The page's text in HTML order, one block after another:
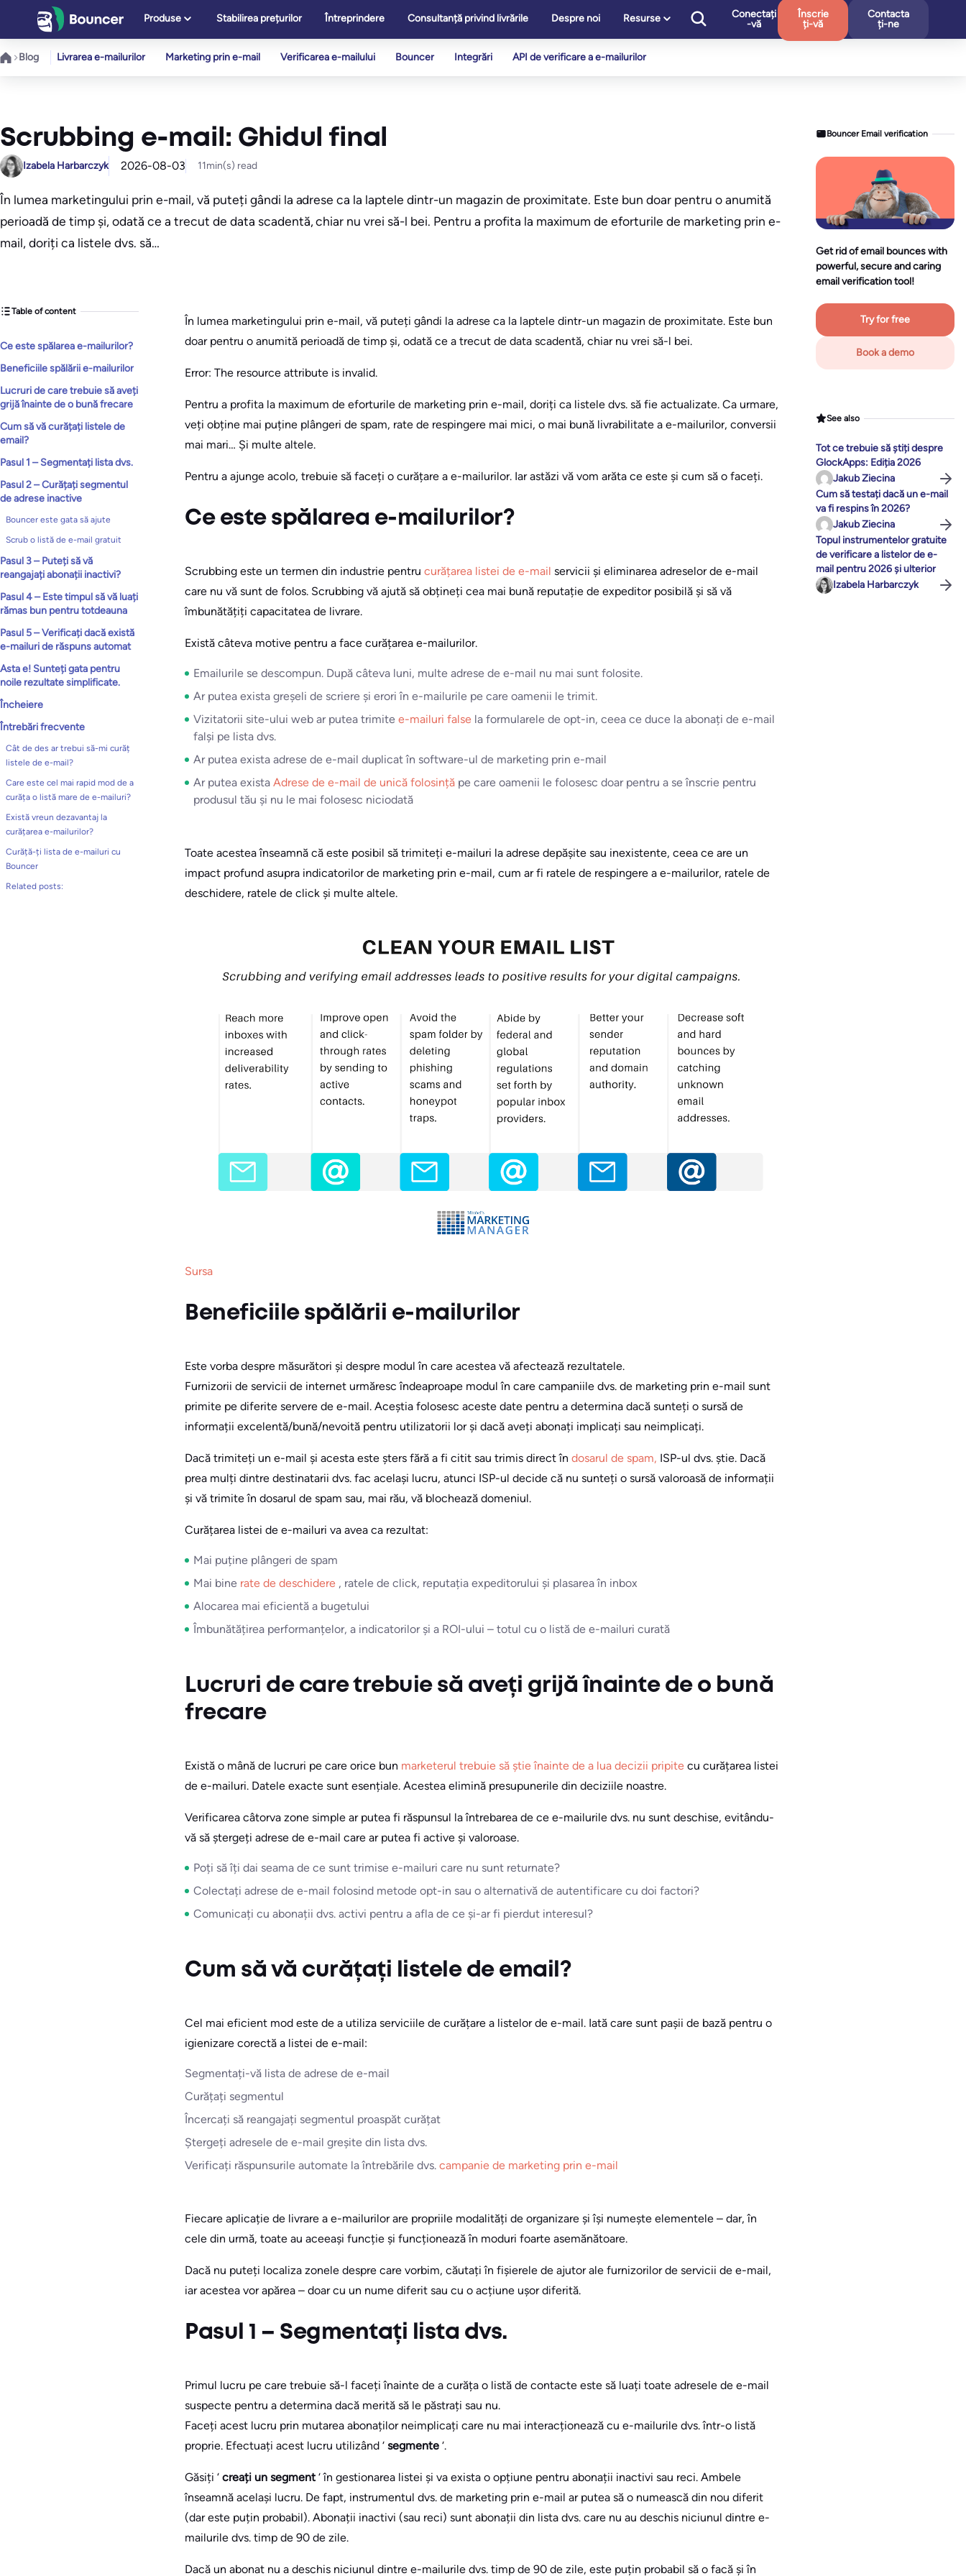
conținut
Produse Stabilirea prețurilor Întreprindere Consultanță privind livrările Despre noi Resurse
Conectați
-vă
Înscrie
ți-vă
Contacta
ți-ne
Blog Livrarea e-mailurilor Marketing prin e-mail Verificarea e-mailului Bouncer Integrări API de verificare a e-mailurilor
Scrubbing e-mail: Ghidul final
Izabela Harbarczyk 2026-08-03 11min(s) read
În lumea marketingului prin e-mail, vă puteți gândi la adrese ca la laptele dintr-un magazin de proximitate. Este bun doar pentru o anumită
perioadă de timp și, odată ce a trecut de data scadentă, chiar nu vrei să-l bei. Pentru a profita la maximum de eforturile de marketing prin e-
mail, doriți ca listele dvs. să…
Table of content
Ce este spălarea e-mailurilor?
Beneficiile spălării e-mailurilor
Lucruri de care trebuie să aveți
grijă înainte de o bună frecare
Cum să vă curățați listele de
email?
Pasul 1 – Segmentați lista dvs.
Pasul 2 – Curățați segmentul
de adrese inactive
Bouncer este gata să ajute
Scrub o listă de e-mail gratuit
Pasul 3 – Puteți să vă
reangajați abonații inactivi?
Pasul 4 – Este timpul să vă luați
rămas bun pentru totdeauna
Pasul 5 – Verificați dacă există
e-mailuri de răspuns automat
Asta e! Sunteți gata pentru
noile rezultate simplificate.
Încheiere
Întrebări frecvente
Cât de des ar trebui să-mi curăț
listele de e-mail?
Care este cel mai rapid mod de a
curăța o listă mare de e-mailuri?
Există vreun dezavantaj la
curățarea e-mailurilor?
Curăță-ți lista de e-mailuri cu
Bouncer
Related posts:
În lumea marketingului prin e-mail, vă puteți gândi la adrese ca la laptele dintr-un magazin de proximitate. Este bun
doar pentru o anumită perioadă de timp și, odată ce a trecut de data scadentă, chiar nu vrei să-l bei.
Error: The resource attribute is invalid.
Pentru a profita la maximum de eforturile de marketing prin e-mail, doriți ca listele dvs. să fie actualizate. Ca urmare,
veți obține mai puține plângeri de spam, rate de respingere mai mici, o mai bună livrabilitate a e-mailurilor, conversii
mai mari… Și multe altele.
Pentru a ajunge acolo, trebuie să faceți o curățare a e-mailurilor. Iar astăzi vă vom arăta ce este și cum să o faceți.
Ce este spălarea e-mailurilor?
Scrubbing este un termen din industrie pentru curățarea listei de e-mail servicii și eliminarea adreselor de e-mail
care nu vă sunt de folos. Scrubbing vă ajută să obțineți cea mai bună reputație de expeditor posibilă și să vă
îmbunătățiți capacitatea de livrare.
Există câteva motive pentru a face curățarea e-mailurilor.
Emailurile se descompun. După câteva luni, multe adrese de e-mail nu mai sunt folosite.
Ar putea exista greșeli de scriere și erori în e-mailurile pe care oamenii le trimit.
Vizitatorii site-ului web ar putea trimite e-mailuri false la formularele de opt-in, ceea ce duce la abonați de e-mail
falși pe lista dvs.
Ar putea exista adrese de e-mail duplicat în software-ul de marketing prin e-mail
Ar putea exista Adrese de e-mail de unică folosință pe care oamenii le folosesc doar pentru a se înscrie pentru
produsul tău și nu le mai folosesc niciodată
Toate acestea înseamnă că este posibil să trimiteți e-mailuri la adrese depășite sau inexistente, ceea ce are un
impact profund asupra indicatorilor de marketing prin e-mail, cum ar fi ratele de respingere a e-mailurilor, ratele de
deschidere, ratele de click și multe altele.
Sursa
Beneficiile spălării e-mailurilor
Este vorba despre măsurători și despre modul în care acestea vă afectează rezultatele.
Furnizorii de servicii de internet urmăresc îndeaproape modul în care campaniile dvs. de marketing prin e-mail sunt
primite pe diferite servere de e-mail. Aceștia folosesc aceste date pentru a determina dacă sunteți o sursă de
informații excelentă/bună/nevoită pentru utilizatorii lor și dacă aveți abonați implicați sau neimplicați.
Dacă trimiteți un e-mail și acesta este șters fără a fi citit sau trimis direct în dosarul de spam, ISP-ul dvs. știe. Dacă
prea mulți dintre destinatarii dvs. fac același lucru, atunci ISP-ul decide că nu sunteți o sursă valoroasă de informații
și vă trimite în dosarul de spam sau, mai rău, vă blochează domeniul.
Curățarea listei de e-mailuri va avea ca rezultat:
Mai puține plângeri de spam
Mai bine rate de deschidere , ratele de click, reputația expeditorului și plasarea în inbox
Alocarea mai eficientă a bugetului
Îmbunătățirea performanțelor, a indicatorilor și a ROI-ului – totul cu o listă de e-mailuri curată
Lucruri de care trebuie să aveți grijă înainte de o bună
frecare
Există o mână de lucruri pe care orice bun marketerul trebuie să știe înainte de a lua decizii pripite cu curățarea listei
de e-mailuri. Datele exacte sunt esențiale. Acestea elimină presupunerile din deciziile noastre.
Verificarea câtorva zone simple ar putea fi răspunsul la întrebarea de ce e-mailurile dvs. nu sunt deschise, evitându-
vă să ștergeți adrese de e-mail care ar putea fi active și valoroase.
Poți să îți dai seama de ce sunt trimise e-mailuri care nu sunt returnate?
Colectați adrese de e-mail folosind metode opt-in sau o alternativă de autentificare cu doi factori?
Comunicați cu abonații dvs. activi pentru a afla de ce și-ar fi pierdut interesul?
Cum să vă curățați listele de email?
Cel mai eficient mod este de a utiliza serviciile de curățare a listelor de e-mail. Iată care sunt pașii de bază pentru o
igienizare corectă a listei de e-mail:
Segmentați-vă lista de adrese de e-mail
Curățați segmentul
Încercați să reangajați segmentul proaspăt curățat
Ștergeți adresele de e-mail greșite din lista dvs.
Verificați răspunsurile automate la întrebările dvs. campanie de marketing prin e-mail
Fiecare aplicație de livrare a e-mailurilor are propriile modalități de organizare și își numește elementele – dar, în
cele din urmă, toate au aceeași funcție și funcționează în moduri foarte asemănătoare.
Dacă nu puteți localiza zonele despre care vorbim, căutați în fișierele de ajutor ale furnizorilor de servicii de e-mail,
iar acestea vor apărea – doar cu un nume diferit sau cu o acțiune ușor diferită.
Pasul 1 – Segmentați lista dvs.
Primul lucru pe care trebuie să-l faceți înainte de a curăța o listă de contacte este să luați toate adresele de e-mail
suspecte pentru a determina dacă merită să le păstrați sau nu.
Faceți acest lucru prin mutarea abonaților neimplicați care nu mai interacționează cu e-mailurile dvs. într-o listă
proprie. Efectuați acest lucru utilizând ‘ segmente ‘.
Găsiți ‘ creați un segment ‘ în gestionarea listei și va exista o opțiune pentru abonații inactivi sau reci. Ambele
înseamnă același lucru. De fapt, instrumentul dvs. de marketing prin e-mail ar putea să o numească din nou diferit
(dar este puțin probabil). Abonații inactivi (sau reci) sunt abonații din lista dvs. care nu au deschis niciunul dintre e-
mailurile dvs. timp de 90 de zile.
Dacă un abonat nu a deschis niciunul dintre e-mailurile dvs. timp de 90 de zile, este puțin probabil să o facă și în
Bouncer Email verification
Get rid of email bounces with
powerful, secure and caring
email verification tool!
Try for free
Book a demo
See also
Tot ce trebuie să știți despre
GlockApps: Ediția 2026
Jakub Ziecina
Cum să testați dacă un e-mail
va fi respins în 2026?
Jakub Ziecina
Topul instrumentelor gratuite
de verificare a listelor de e-
mail pentru 2026 și ulterior
Izabela Harbarczyk